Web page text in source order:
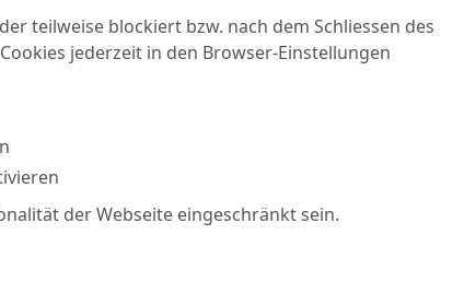
teilweise blockiert bzw. nach dem Schliessen des
jederzeit in den Browser-Einstellungen
der Webseite eingeschränkt sein.